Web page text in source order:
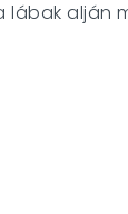
lábak alján